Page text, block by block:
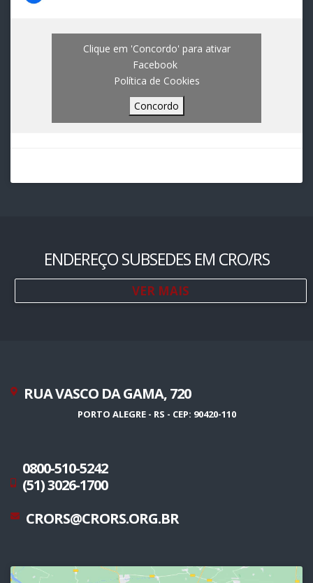
Clique em 'Concordo' para ativar
Facebook
Política de Cookies
Concordo
ENDEREÇO SUBSEDES EM CRO/RS
VER MAIS
RUA VASCO DA GAMA, 720
PORTO ALEGRE - RS - CEP: 90420-110
0800-510-5242
(51) 3026-1700
CRORS@CRORS.ORG.BR